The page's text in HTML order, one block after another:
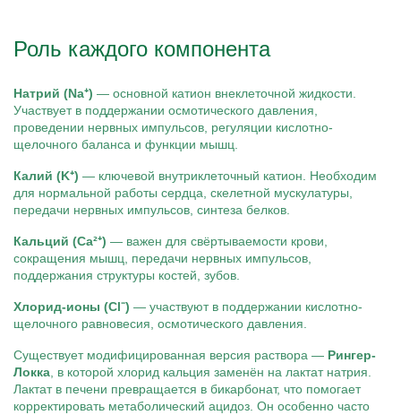
Роль каждого компонента
Натрий (Na⁺) — основной катион внеклеточной жидкости.
Участвует в поддержании осмотического давления,
проведении нервных импульсов, регуляции кислотно-
щелочного баланса и функции мышц.
Калий (K⁺) — ключевой внутриклеточный катион. Необходим
для нормальной работы сердца, скелетной мускулатуры,
передачи нервных импульсов, синтеза белков.
Кальций (Ca²⁺) — важен для свёртываемости крови,
сокращения мышц, передачи нервных импульсов,
поддержания структуры костей, зубов.
Хлорид-ионы (Cl⁻) — участвуют в поддержании кислотно-
щелочного равновесия, осмотического давления.
Существует модифицированная версия раствора — Рингер-
Локка , в которой хлорид кальция заменён на лактат натрия.
Лактат в печени превращается в бикарбонат, что помогает
корректировать метаболический ацидоз. Он особенно часто